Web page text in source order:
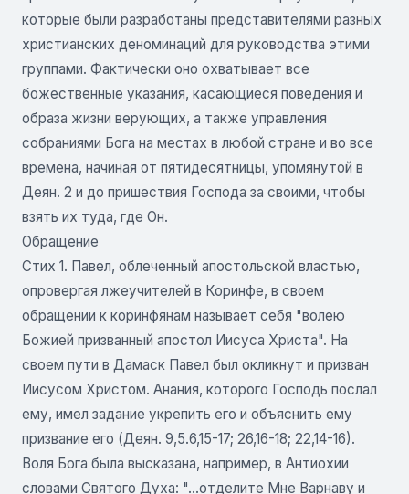
которые были разработаны представителями разных
христианских деноминаций для руководства этими
группами. Фактически оно охватывает все
божественные указания, касающиеся поведения и
образа жизни верующих, а также управления
собраниями Бога на местах в любой стране и во все
времена, начиная от пятидесятницы, упомянутой в
Деян. 2 и до пришествия Господа за своими, чтобы
взять их туда, где Он.
Обращение
Стих 1. Павел, облеченный апостольской властью,
опровергая лжеучителей в Коринфе, в своем
обращении к коринфянам называет себя "волею
Божией призванный апостол Иисуса Христа". На
своем пути в Дамаск Павел был окликнут и призван
Иисусом Христом. Анания, которого Господь послал
ему, имел задание укрепить его и объяснить ему
призвание его (Деян. 9,5.6,15-17; 26,16-18; 22,14-16).
Воля Бога была высказана, например, в Антиохии
словами Святого Духа: "...отделите Мне Варнаву и